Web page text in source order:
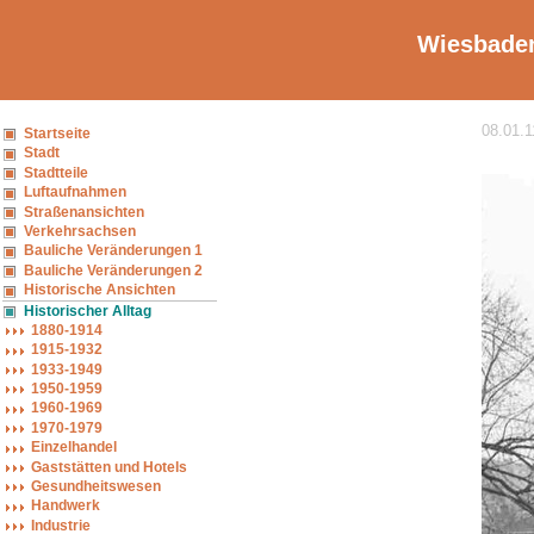
Startseite
Stadt
Stadtteile
Luftaufnahmen
Straßenansichten
Verkehrsachsen
Bauliche Veränderungen 1
Bauliche Veränderungen 2
Historische Ansichten
Historischer Alltag
1880-1914
1915-1932
1933-1949
1950-1959
1960-1969
1970-1979
Einzelhandel
Gaststätten und Hotels
Gesundheitswesen
Handwerk
Industrie